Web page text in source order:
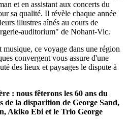
et en assistant aux concerts du
sa qualité. Il révèle chaque année
illustres aînés au cours de
auditorium" de Nohant-Vic.
ce voyage dans une région
convergent vous assure d'une
des lieux et paysages le dispute à
: nous fêterons les 60 ans du
de la disparition de George Sand,
Akiko Ebi et le Trio George